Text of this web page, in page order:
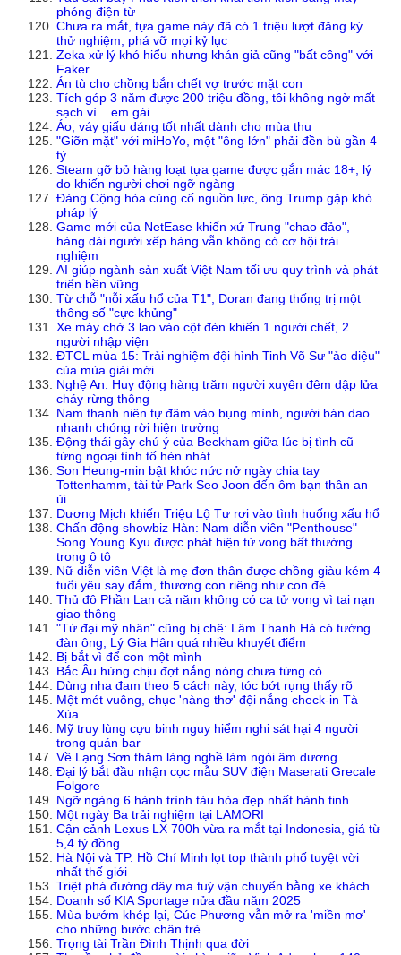
phóng điện từ
Chưa ra mắt, tựa game này đã có 1 triệu lượt đăng ký
thử nghiệm, phá vỡ mọi kỷ lục
Zeka xử lý khó hiểu nhưng khán giả cũng "bất công" với
Faker
Án tù cho chồng bắn chết vợ trước mặt con
Tích góp 3 năm được 200 triệu đồng, tôi không ngờ mất
sạch vì... em gái
Áo, váy giấu dáng tốt nhất dành cho mùa thu
"Giỡn mặt" với miHoYo, một "ông lớn" phải đền bù gần 4
tỷ
Steam gỡ bỏ hàng loạt tựa game được gắn mác 18+, lý
do khiến người chơi ngỡ ngàng
Đảng Cộng hòa củng cố nguồn lực, ông Trump gặp khó
pháp lý
Game mới của NetEase khiến xứ Trung "chao đảo",
hàng dài người xếp hàng vẫn không có cơ hội trải
nghiệm
AI giúp ngành sản xuất Việt Nam tối ưu quy trình và phát
triển bền vững
Từ chỗ "nỗi xấu hổ của T1", Doran đang thống trị một
thông số "cực khủng"
Xe máy chở 3 lao vào cột đèn khiến 1 người chết, 2
người nhập viện
ĐTCL mùa 15: Trải nghiệm đội hình Tinh Võ Sư "ảo diệu"
của mùa giải mới
Nghệ An: Huy động hàng trăm người xuyên đêm dập lửa
cháy rừng thông
Nam thanh niên tự đâm vào bụng mình, người bán dao
nhanh chóng rời hiện trường
Động thái gây chú ý của Beckham giữa lúc bị tình cũ
từng ngoại tình tố hèn nhát
Son Heung-min bật khóc nức nở ngày chia tay
Tottenhamm, tài tử Park Seo Joon đến ôm bạn thân an
ủi
Dương Mịch khiến Triệu Lộ Tư rơi vào tình huống xấu hổ
Chấn động showbiz Hàn: Nam diễn viên "Penthouse"
Song Young Kyu được phát hiện tử vong bất thường
trong ô tô
Nữ diễn viên Việt là mẹ đơn thân được chồng giàu kém 4
tuổi yêu say đắm, thương con riêng như con đẻ
Thủ đô Phần Lan cả năm không có ca tử vong vì tai nạn
giao thông
"Tứ đại mỹ nhân" cũng bị chê: Lâm Thanh Hà có tướng
đàn ông, Lý Gia Hân quá nhiều khuyết điểm
Bị bắt vì để con một mình
Bắc Âu hứng chịu đợt nắng nóng chưa từng có
Dùng nha đam theo 5 cách này, tóc bớt rụng thấy rõ
Một mét vuông, chục 'nàng thơ' đội nắng check-in Tà
Xùa
Mỹ truy lùng cựu binh nguy hiểm nghi sát hại 4 người
trong quán bar
Về Lạng Sơn thăm làng nghề làm ngói âm dương
Đại lý bắt đầu nhận cọc mẫu SUV điện Maserati Grecale
Folgore
Ngỡ ngàng 6 hành trình tàu hỏa đẹp nhất hành tinh
Một ngày Ba trải nghiệm tại LAMORI
Cận cảnh Lexus LX 700h vừa ra mắt tại Indonesia, giá từ
5,4 tỷ đồng
Hà Nội và TP. Hồ Chí Minh lọt top thành phố tuyệt vời
nhất thế giới
Triệt phá đường dây ma tuý vận chuyển bằng xe khách
Doanh số KIA Sportage nửa đầu năm 2025
Mùa bướm khép lại, Cúc Phương vẫn mở ra 'miền mơ'
cho những bước chân trẻ
Trọng tài Trần Đình Thịnh qua đời